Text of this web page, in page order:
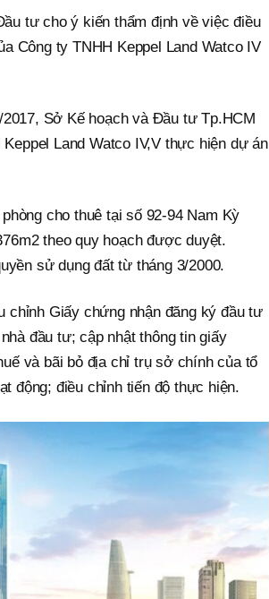
tư cho ý kiến thẩm định về việc điều
Công ty TNHH Keppel Land Watco IV
Sở Kế hoạch và Đầu tư Tp.HCM
Land Watco IV,V thực hiện dự án
cho thuê tại số 92-94 Nam Kỳ
theo quy hoạch được duyệt.
sử dụng đất từ tháng 3/2000.
chỉnh Giấy chứng nhận đăng ký đầu tư
đầu tư; cập nhật thông tin giấy
và bãi bỏ địa chỉ trụ sở chính của tổ
động; điều chỉnh tiến độ thực hiện.